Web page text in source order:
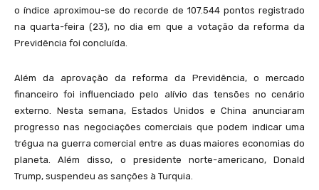
o índice aproximou-se do recorde de 107.544 pontos registrado
naquarta-feira (23), no dia em que a votação da reforma da
Previdência foi concluída.
Além da aprovação da reforma da Previdência, o mercado
financeiro foi influenciado pelo alívio das tensões no cenário
externo. Nesta semana, Estados Unidos e China anunciaram
progresso nas negociações comerciais que podem indicar uma
trégua na guerra comercial entre as duas maiores economias do
planeta. Além disso, o presidente norte-americano, Donald
Trump, suspendeu as sanções à Turquia.